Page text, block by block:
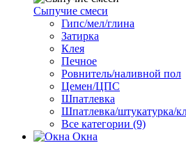
Сыпучие смеси
Гипс/мел/глина
Затирка
Клея
Печное
Ровнитель/наливной пол
Цемен/ЦПС
Шпатлевка
Шпатлевка/штукатурка/
Все категории (9)
Окна